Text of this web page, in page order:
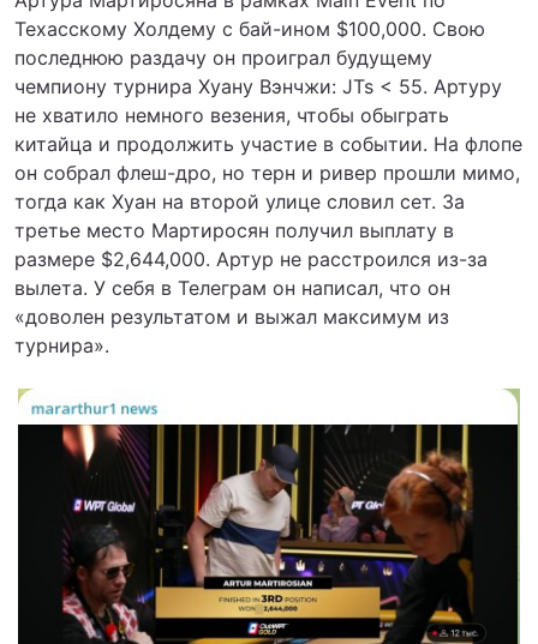
Техасскому Холдему с бай-ином $100,000. Свою
последнюю раздачу он проиграл будущему
чемпиону турнира Хуану Вэнчжи: JTs < 55. Артуру
не хватило немного везения, чтобы обыграть
китайца и продолжить участие в событии. На флопе
он собрал флеш-дро, но терн и ривер прошли мимо,
тогда как Хуан на второй улице словил сет. За
третье место Мартиросян получил выплату в
размере $2,644,000. Артур не расстроился из-за
вылета. У себя в Телеграм он написал, что он
«доволен результатом и выжал максимум из
турнира».